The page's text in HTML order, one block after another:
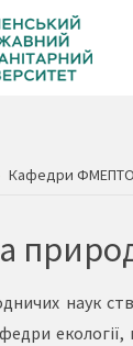
Кафедри ФМЕПТО
наук
екології,